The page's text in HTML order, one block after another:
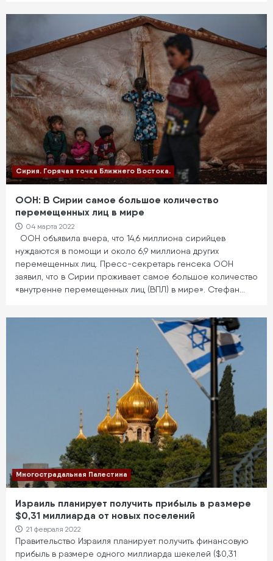
Сирия. Горячая точка Ближнего Востока.
ООН: В Сирии самое большое количество
перемещенных лиц в мире
04 марта 2022
ООН объявила вчера, что 14,6 миллиона сирийцев
нуждаются в помощи и около 6,9 миллиона других
перемещенных лиц. Пресс-секретарь генсека ООН
заявил, что в Сирии проживает самое большое количество
«внутренне перемещенных лиц (ВПЛ) в мире». Стефан…
Многострадальная Палестина
Израиль планирует получить прибыль в размере
$0,31 миллиарда от новых поселений
21 февраля 2022
Правительство Израиля планирует получить финансовую
прибыль в размере одного миллиарда шекелей ($0,31